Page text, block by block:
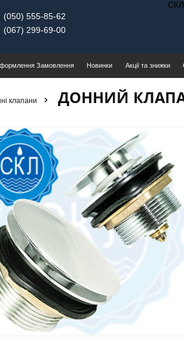
(050) 555-85-62
(067) 299-69-00
Замовлення Новинки Акції та знижки
клапани ДОННИЙ